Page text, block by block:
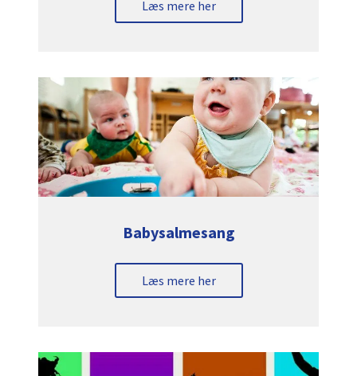
Læs mere her
Babysalmesang
Læs mere her